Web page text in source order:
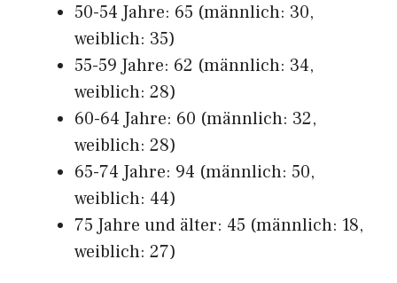
50-54 Jahre: 65 (männlich: 30,
weiblich: 35)
55-59 Jahre: 62 (männlich: 34,
weiblich: 28)
60-64 Jahre: 60 (männlich: 32,
weiblich: 28)
65-74 Jahre: 94 (männlich: 50,
weiblich: 44)
75 Jahre und älter: 45 (männlich: 18,
weiblich: 27)